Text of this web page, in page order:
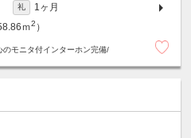
礼
1ヶ月
ｍ2 ）
モニタ付インターホン完備/